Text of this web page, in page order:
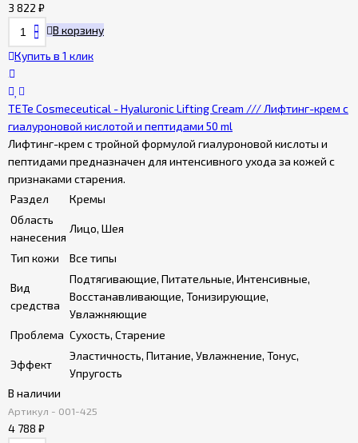
3 822 ₽
В корзину
Купить в 1 клик
TETe Cosmeceutical - Hyaluronic Lifting Сream /// Лифтинг-крем с
гиалуроновой кислотой и пептидами 50 ml
Лифтинг-крем с тройной формулой гиалуроновой кислоты и
пептидами предназначен для интенсивного ухода за кожей с
признаками старения.
Раздел
Кремы
Область
нанесения
Лицо, Шея
Тип кожи Все типы
Вид
средства
Подтягивающие, Питательные, Интенсивные,
Восстанавливающие, Тонизирующие,
Увлажняющие
Проблема Сухость, Старение
Эффект
Эластичность, Питание, Увлажнение, Тонус,
Упругость
В наличии
Артикул - 001-425
4 788 ₽